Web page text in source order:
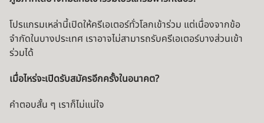
โปรแกรมเหล่านี้เปิดให้ครีเอเตอร์ทั่วโลกเข้าร่วม แต่เนื่องจากข้อ
จำกัดในบางประเทศ เราอาจไม่สามารถรับครีเอเตอร์บางส่วนเข้า
ร่วมได้
เมื่อไหร่จะเปิดรับสมัครอีกครั้งในอนาคต?
คำตอบสั้น ๆ เราก็ไม่แน่ใจ